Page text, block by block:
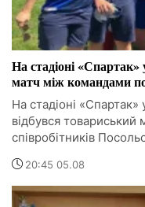
На стадіоні
матч між командами
На стадіоні
відбувся
співробітників
20:45 05.08